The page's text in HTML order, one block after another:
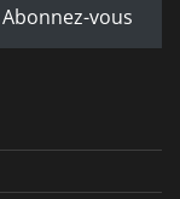
Abonnez-vous